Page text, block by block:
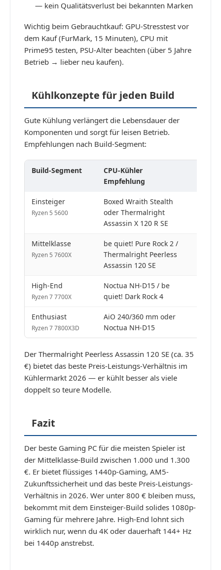
— kein Qualitätsverlust bei bekannten Marken
Wichtig beim Gebrauchtkauf: GPU-Stresstest vor
dem Kauf (FurMark, 15 Minuten), CPU mit
Prime95 testen, PSU-Alter beachten (über 5 Jahre
Betrieb → lieber neu kaufen).
Kühlkonzepte für jeden Build
Gute Kühlung verlängert die Lebensdauer der
Komponenten und sorgt für leisen Betrieb.
Empfehlungen nach Build-Segment:
Build-Segment
CPU-Kühler
Empfehlung
Einsteiger
Ryzen 5 5600
Boxed Wraith Stealth
oder Thermalright
Assassin X 120 R SE
Mittelklasse
Ryzen 5 7600X
be quiet! Pure Rock 2 /
Thermalright Peerless
Assassin 120 SE
High-End
Ryzen 7 7700X
Noctua NH-D15 / be
quiet! Dark Rock 4
Enthusiast
Ryzen 7 7800X3D
AiO 240/360 mm oder
Noctua NH-D15
Der Thermalright Peerless Assassin 120 SE (ca. 35
€) bietet das beste Preis-Leistungs-Verhältnis im
Kühlermarkt 2026 — er kühlt besser als viele
doppelt so teure Modelle.
Fazit
Der beste Gaming PC für die meisten Spieler ist
der Mittelklasse-Build zwischen 1.000 und 1.300
€. Er bietet flüssiges 1440p-Gaming, AM5-
Zukunftssicherheit und das beste Preis-Leistungs-
Verhältnis in 2026. Wer unter 800 € bleiben muss,
bekommt mit dem Einsteiger-Build solides 1080p-
Gaming für mehrere Jahre. High-End lohnt sich
wirklich nur, wenn du 4K oder dauerhaft 144+ Hz
bei 1440p anstrebst.